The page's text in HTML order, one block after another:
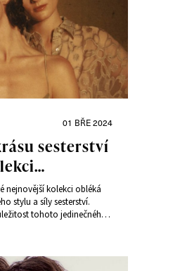
01 BŘE 2024
sesterství
Treasure
nejnovější kolekci obléká
stylu a síly sesterství.
tohoto jedinečného